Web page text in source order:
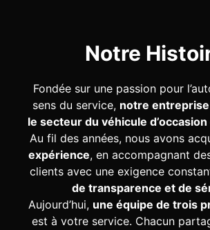
Notre
Fondée sur une passion pour
sens du service, notre
le secteur du véhicule
Au fil des années, nous avons
expérience, en accompagnant
clients avec une exigence
de transparence et de
Aujourd’hui, une équipe de trois
est à votre service. Chacun